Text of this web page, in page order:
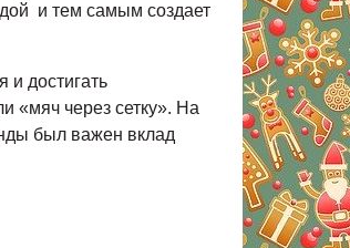
и тем самым создает
и достигать
«мяч через сетку». На
был важен вклад